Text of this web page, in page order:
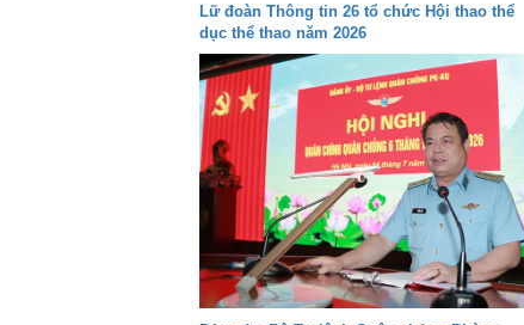
Lữ đoàn Thông tin 26 tổ chức Hội thao thể
dục thể thao năm 2026